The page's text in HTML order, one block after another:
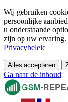
Wij gebruiken
persoonlijke
u onderstaande
zijn op uw ervaring.
Privacybeleid
Alles accepteren
Ga naar de inhoud